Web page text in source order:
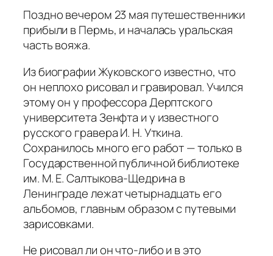
Поздно вечером 23 мая путешественники
прибыли в Пермь, и началась уральская
часть вояжа.
Из биографии Жуковского известно, что
он неплохо рисовал и гравировал. Учился
этому он у профессора Дерптского
университета Зенфта и у известного
русского гравера И. Н. Уткина.
Сохранилось много его работ — только в
Государственной публичной библиотеке
им. М. Е. Салтыкова-Щедрина в
Ленинграде лежат четырнадцать его
альбомов, главным образом с путевыми
зарисовками.
Не рисовал ли он что-либо и в это